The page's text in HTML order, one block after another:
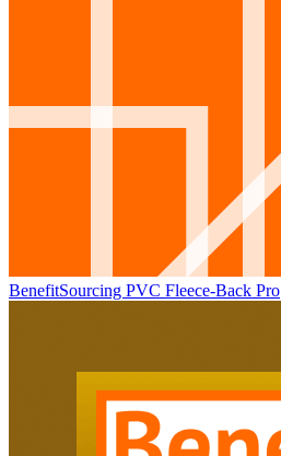
BenefitSourcing PVC Fleece-Back Pro